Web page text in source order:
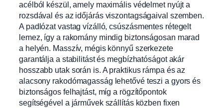
acélból készül, amely maximális védelmet nyújt a
rozsdávalés az időjárás viszontagságaival szemben.
A padlózat vastag vízálló, csúszásmentes rétegelt
lemez, így a rakomány mindig biztonságosan marad
a helyén. Masszív, mégis könnyű szerkezete
garantálja a stabilitást és megbízhatóságot akár
hosszabb utak során is. A praktikus rámpa és az
alacsony rakodómagasság lehetővé teszi a gyors és
biztonságos felhajtást, míg a rögzítőpontok
segítségével a járművek szállítás közben fixen